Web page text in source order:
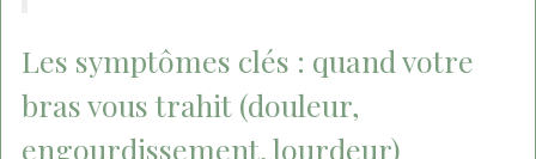
Les symptômes clés : quand votre
bras vous trahit (douleur,
engourdissement, lourdeur)